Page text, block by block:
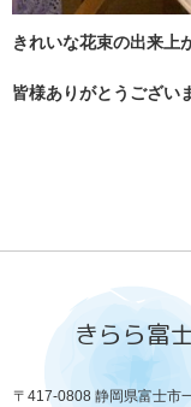
きれいな花束の出来上
皆様ありがとうござい
きらら富
〒417-0808 静岡県富士市